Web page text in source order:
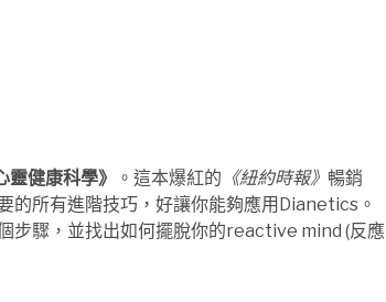
健康科學》 。這本爆紅的 《紐約時報》 暢銷
的所有進階技巧，好讓你能夠應用Dianetics。
步驟，並找出如何擺脫你的reactive mind (反應